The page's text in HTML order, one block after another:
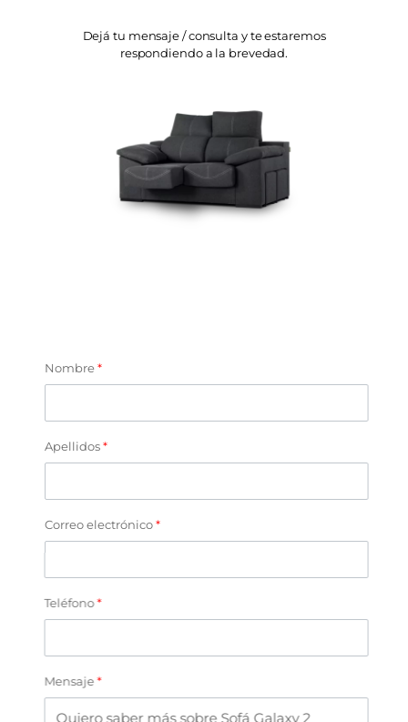
Dejá tu mensaje / consulta y te estaremos
respondiendo a la brevedad.
Nombre *
Apellidos *
Correo electrónico *
Teléfono*
Mensaje *